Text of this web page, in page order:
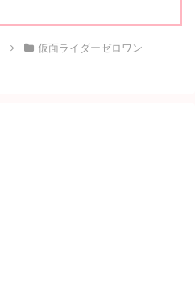
仮面ライダーゼロワン